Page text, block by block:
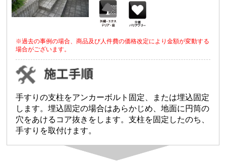
※過去の事例の場合、商品及び人件費の価格改定により金額が変動する
場合がございます。
手すりの支柱をアンカーボルト固定、または埋込固定
します。埋込固定の場合はあらかじめ、地面に円筒の
穴をあけるコア抜きをします。支柱を固定したのち、
手すりを取付けます。